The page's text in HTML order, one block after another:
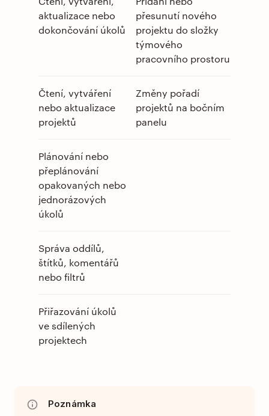
aktualizace nebo
dokončování úkolů
přesunutí nového
projektu do složky
týmového
pracovního prostoru
Čtení, vytváření
nebo aktualizace
projektů
Změny pořadí
projektů na bočním
panelu
Plánování nebo
přeplánování
opakovaných nebo
jednorázových
úkolů
Správa oddílů,
štítků, komentářů
nebo filtrů
Přiřazování úkolů
ve sdílených
projektech
Poznámka